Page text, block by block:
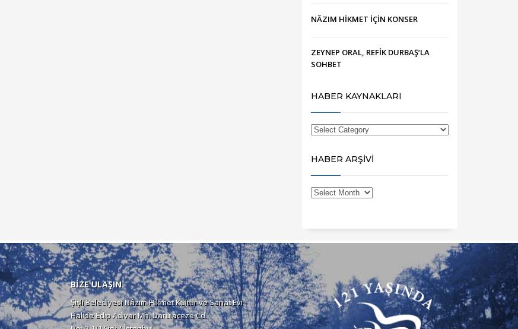
NÂZIM HİKMET İÇİN KONSER
ZEYNEP ORAL, REFİK DURBAŞ’LA
SOHBET
HABER KAYNAKLARI
HABER ARŞİVİ
BİZE ULAŞIN
Şişli Belediyesi Nâzım Hikmet Kültür ve Sanat Evi
Halide Edip Adıvar Mh. Darülaceze Cd.